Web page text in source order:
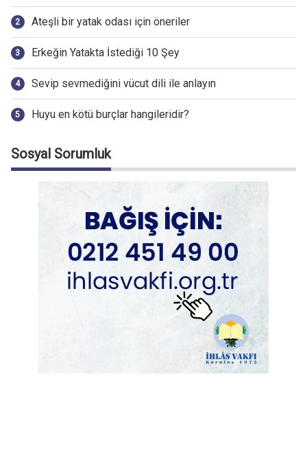
Ateşli bir yatak odası için öneriler
Erkeğin Yatakta İstediği 10 Şey
Sevip sevmediğini vücut dili ile anlayın
Huyu en kötü burçlar hangileridir?
Sosyal Sorumluk